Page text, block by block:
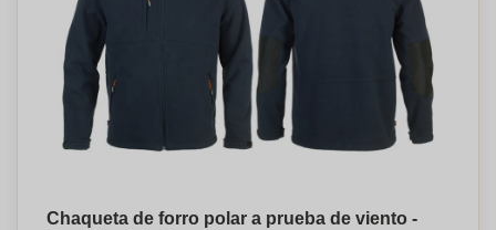
Chaqueta de forro polar a prueba de viento -